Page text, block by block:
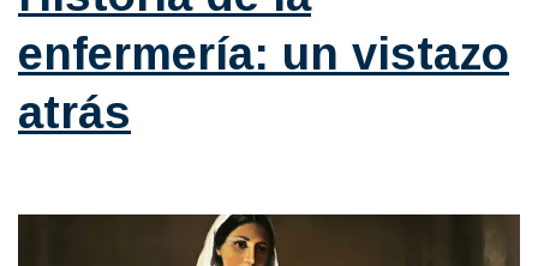
enfermería: un vistazo
atrás